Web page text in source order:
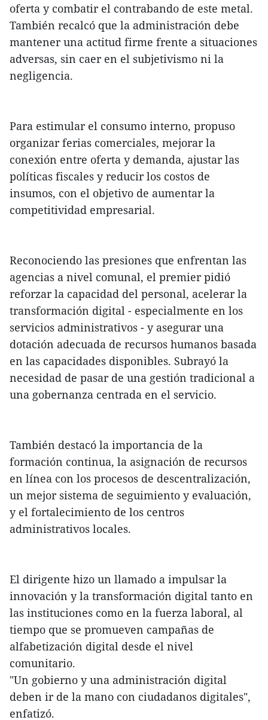
oferta y combatir el contrabando de este metal.
También recalcó que la administración debe
mantener una actitud firme frente a situaciones
adversas, sin caer en el subjetivismo ni la
negligencia.
Para estimular el consumo interno, propuso
organizar ferias comerciales, mejorar la
conexión entre oferta y demanda, ajustar las
políticas fiscales y reducir los costos de
insumos, con el objetivo de aumentar la
competitividad empresarial.
Reconociendo las presiones que enfrentan las
agencias a nivel comunal, el premier pidió
reforzar la capacidad del personal, acelerar la
transformación digital - especialmente en los
servicios administrativos - y asegurar una
dotación adecuada de recursos humanos basada
en las capacidades disponibles. Subrayó la
necesidad de pasar de una gestión tradicional a
una gobernanza centrada en el servicio.
También destacó la importancia de la
formación continua, la asignación de recursos
en línea con los procesos de descentralización,
un mejor sistema de seguimiento y evaluación,
y el fortalecimiento de los centros
administrativos locales.
El dirigente hizo un llamado a impulsar la
innovación y la transformación digital tanto en
las instituciones como en la fuerza laboral, al
tiempo que se promueven campañas de
alfabetización digital desde el nivel
comunitario.
"Un gobierno y una administración digital
deben ir de la mano con ciudadanos digitales",
enfatizó.